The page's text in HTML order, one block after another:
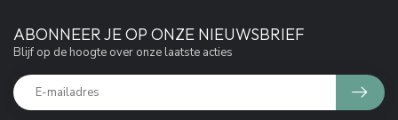
ABONNEER JE OP ONZE NIEUWSBRIEF
Blijf op de hoogte over onze laatste acties